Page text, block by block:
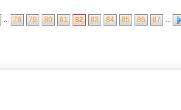
... 78 79 80 81 82 83 84 85 86 87 ...